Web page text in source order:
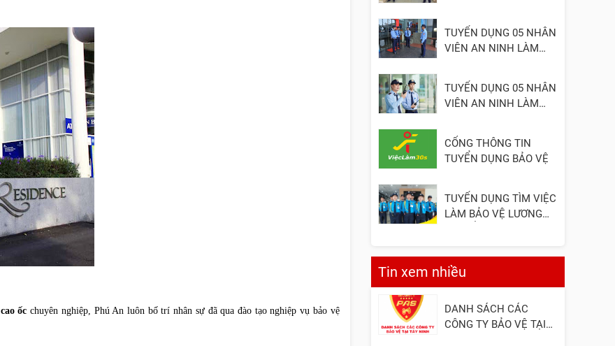
ốc chuyên nghiệp, Phú An luôn bố trí nhân sự đã qua đào tạo nghiệp vụ bảo vệ
TUYỂN DỤNG 05 NHÂN
VIÊN AN NINH LÀM
TUYỂN DỤNG 05 NHÂN
VIÊN AN NINH LÀM
CỔNG THÔNG TIN
TUYỂN DỤNG BẢO VỆ
TUYỂN DỤNG TÌM VIỆC
LÀM BẢO VỆ LƯƠNG
Tin xem nhiều
DANH SÁCH CÁC
CÔNG TY BẢO VỆ TẠI